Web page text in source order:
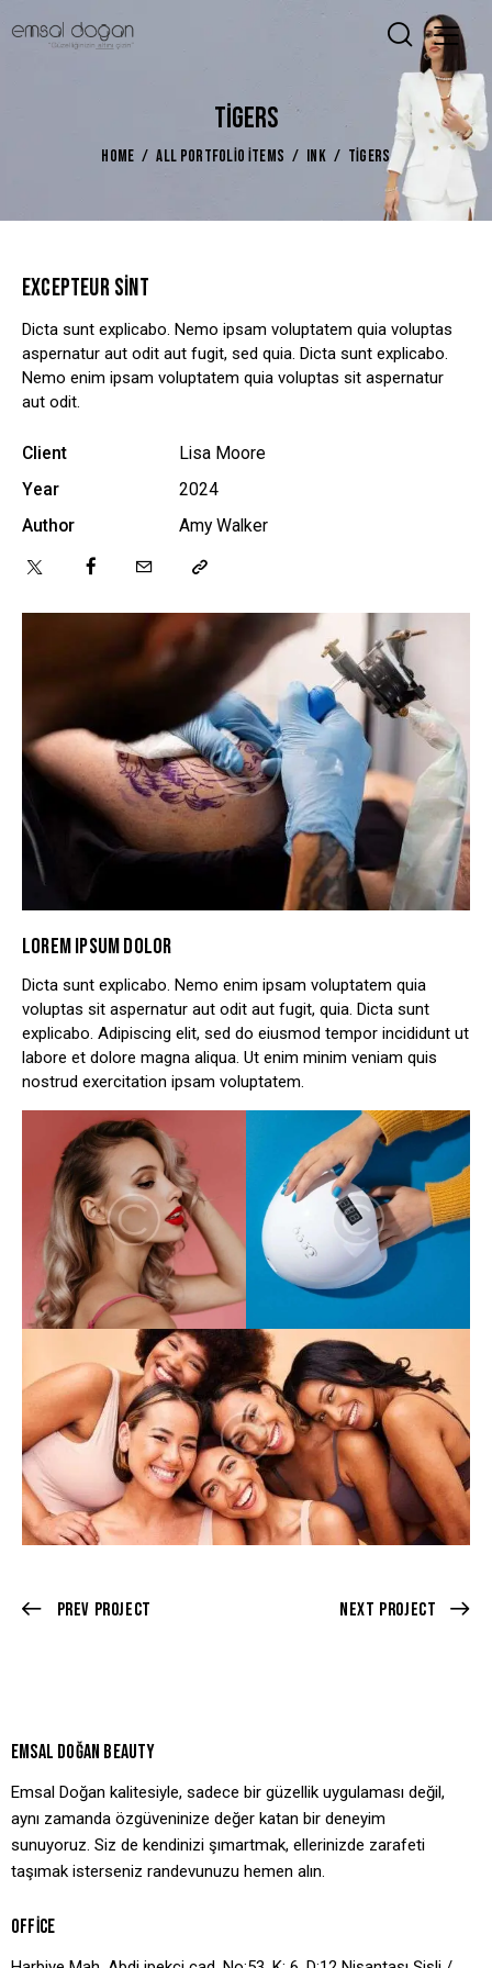
TIGERS
HOME ALL PORTFOLIO ITEMS INK TIGERS
LOREM IPSUM DOLOR
Dicta sunt explicabo. Nemo enim ipsam voluptatem quia
voluptas sit aspernatur aut odit aut fugit, quia. Dicta sunt
explicabo. Adipiscing elit, sed do eiusmod tempor incididunt ut
labore et dolore magna aliqua. Ut enim minim veniam quis
nostrud exercitation ipsam voluptatem.
EXCEPTEUR SINT
Dicta sunt explicabo. Nemo ipsam voluptatem quia voluptas
aspernatur aut odit aut fugit, sed quia. Dicta sunt explicabo.
Nemo enim ipsam voluptatem quia voluptas sit aspernatur
aut odit.
Client
Lisa Moore
Year
2024
Author
Amy Walker
Prev Project Next Project
EMSAL DOĞAN BEAUTY
Emsal Doğan kalitesiyle, sadece bir güzellik uygulaması değil,
aynı zamanda özgüveninize değer katan bir deneyim
sunuyoruz. Siz de kendinizi şımartmak, ellerinizde zarafeti
taşımak isterseniz randevunuzu hemen alın.
OFFICE